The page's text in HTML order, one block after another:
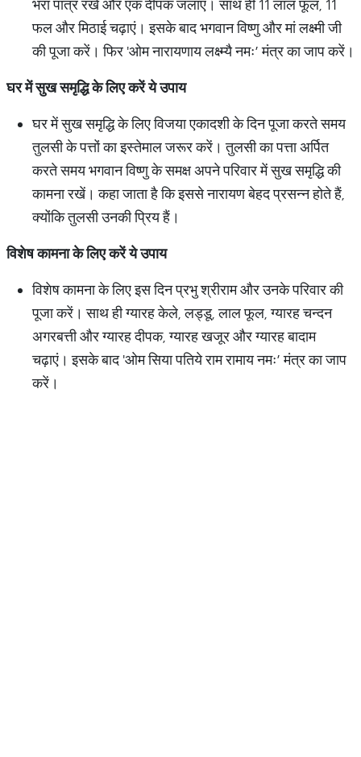
भरा पात्र रखें और एक दीपक जलाएं। साथ ही 11 लाल फूल, 11
फल और मिठाई चढ़ाएं। इसके बाद भगवान विष्णु और मां लक्ष्मी जी
की पूजा करें। फिर 'ओम नारायणाय लक्ष्म्यै नमः’ मंत्र का जाप करें।
घरमेंसुखसमृद्धिकेलिएकरेंयेउपाय
घर में सुख समृद्धि के लिए विजया एकादशी के दिन पूजा करते समय
तुलसी के पत्तों का इस्तेमाल जरूर करें। तुलसी का पत्ता अर्पित
करते समय भगवान विष्णु के समक्ष अपने परिवार में सुख समृद्धि की
कामना रखें। कहा जाता है कि इससे नारायण बेहद प्रसन्न होते हैं,
क्योंकि तुलसी उनकी प्रिय हैं।
विशेषकामनाकेलिएकरेंयेउपाय
विशेष कामना के लिए इस दिन प्रभु श्रीराम और उनके परिवार की
पूजा करें। साथ ही ग्यारह केले, लड्डू, लाल फूल, ग्यारह चन्दन
अगरबत्ती और ग्यारह दीपक, ग्यारह खजूर और ग्यारह बादाम
चढ़ाएं। इसके बाद 'ओम सिया पतिये राम रामाय नमः’ मंत्र का जाप
करें।